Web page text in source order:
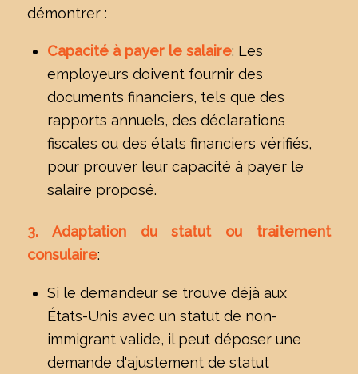
démontrer :
Capacité à payer le salaire: Les
employeurs doivent fournir des
documents financiers, tels que des
rapports annuels, des déclarations
fiscales ou des états financiers vérifiés,
pour prouver leur capacité à payer le
salaire proposé.
3. Adaptation du statut ou traitement
consulaire:
Si le demandeur se trouve déjà aux
États-Unis avec un statut de non-
immigrant valide, il peut déposer une
demande d'ajustement de statut